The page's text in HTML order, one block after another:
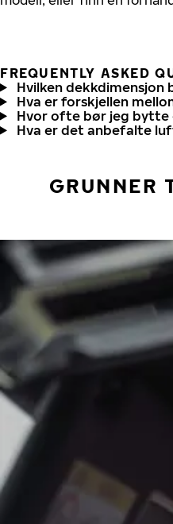
FREQUENTLY ASKED
Hvilken dekkdimensjon
Hva er forskjellen
Hvor ofte bør jeg bytte
Hva er det anbefalte
GRUNNER